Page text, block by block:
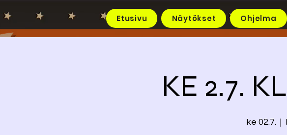
Etusivu Näytökset Ohjelma
KE 2.7.
ke 02.7.
  |